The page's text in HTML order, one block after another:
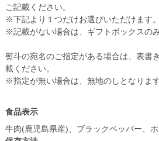
ご記載ください。
※下記より１つだけお選びいただけます。
※記載がない場合は、ギフトボックスの
熨斗の宛名のご指定がある場合は、表書
載ください。
食品表示
牛肉(鹿児島県産)、ブラックペッパー、